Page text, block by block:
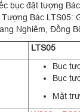
bục đặt tượng
Bác LTS05:
Nghiêm, Đồng
LTS05
Bục
Bục
Mặt